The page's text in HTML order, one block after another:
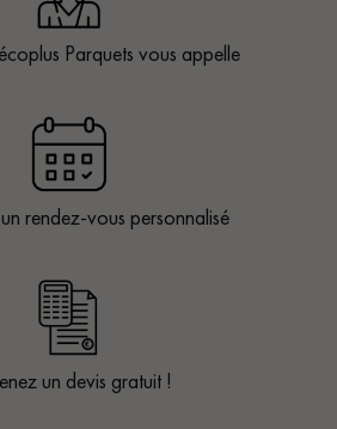
Parquets vous appelle
rendez-vous personnalisé
un devis gratuit !